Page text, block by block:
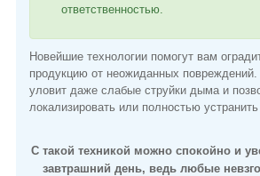
ответственностью.
Новейшие технологии помогут вам
продукцию от неожиданных повреждений.
уловит даже слабые струйки дыма и
локализировать или полностью устранить
С такой техникой можно спокойно и
завтрашний день, ведь любые